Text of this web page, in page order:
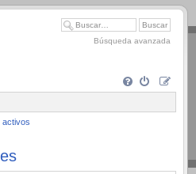
Búsqueda avanzada
activos